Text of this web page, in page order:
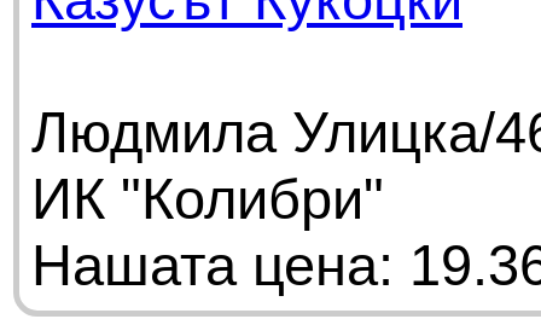
Людмила Улицка/
ИК "Колибри"
Нашата цена: